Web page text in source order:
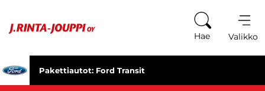
Hae Valikko
Pakettiautot: Ford Transit